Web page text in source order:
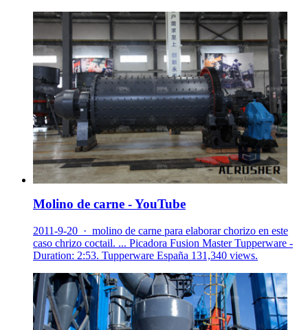
Molino de carne - YouTube
2011-9-20 · molino de carne para elaborar chorizo en este
caso chrizo coctail. ... Picadora Fusion Master Tupperware -
Duration: 2:53. Tupperware España 131,340 views.